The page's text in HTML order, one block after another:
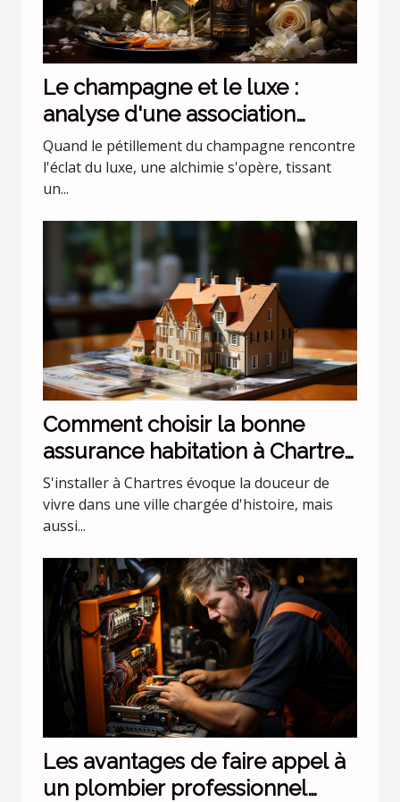
Le champagne et le luxe :
analyse d'une association
incontournable
Quand le pétillement du champagne rencontre
l'éclat du luxe, une alchimie s'opère, tissant
un...
Comment choisir la bonne
assurance habitation à Chartres
?
S'installer à Chartres évoque la douceur de
vivre dans une ville chargée d'histoire, mais
aussi...
Les avantages de faire appel à
un plombier professionnel